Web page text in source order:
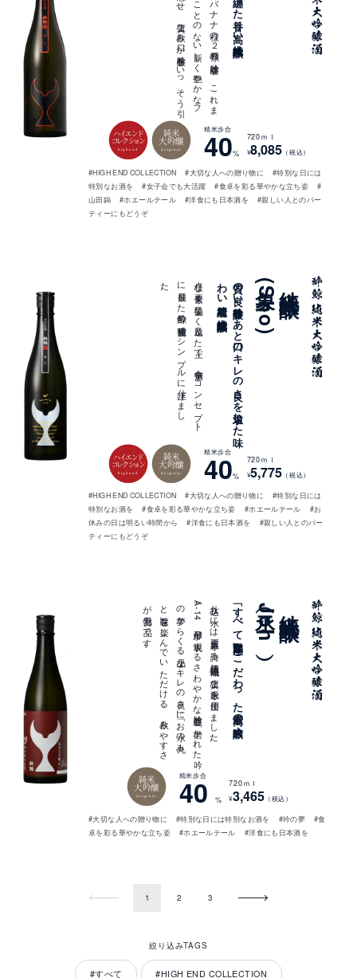
リ
ン
ゴ
様と
バ
ナ
ナ
様の
２
種類の
吟醸香は
、
こ
れ
ま
で
に
経験し
た
こ
と
の
な
い
新し
く
艶や
か
な
フ
ル
ーツ
を
連想さ
せ
、
上質な
飲み
口が
吟醸香を
い
っ
そ
う
引
き
立て
ま
す
ハイエンド
コレクション
highend
純米
大吟醸
daiginjo
精米歩合
40%
720ｍｌ
¥8,085 （税込）
#HIGH END COLLECTION #大切な人への贈り物に
#特別な日には
特別なお酒を
#女子会でも大活躍 #食卓を彩る華やかな立ち姿
#
山田錦
#ホエールテール #洋食にも日本酒を
#親しい人とのパー
ティーにもどうぞ
象(Sho)
質の
良い
吟醸香と
あ
と
口の
キ
レ
の
良さ
を
追求し
た
味
わ
い
綺麗な
純米大吟醸酒
様々な
要素を
妥協な
く
追及し
た
上で
、
食中酒を
コ
ン
セ
プ
ト
に
発展し
た
酔鯨の
醸造技術で
シ
ン
プ
ル
に
仕上げ
ま
し
た
。
ハイエンド
コレクション
highend
純米
大吟醸
daiginjo
精米歩合
40%
720ｍｌ
¥5,775 （税込）
#HIGH END COLLECTION #大切な人への贈り物に
#特別な日には
特別なお酒を
#食卓を彩る華やかな立ち姿 #ホエールテール
#お
休みの日は明るい時間から
#洋食にも日本酒を
#親しい人とのパー
ティーにもどうぞ
丞（Joh）
「すべて高知県産」にこだわった最高の大吟醸
仕込み
水に
は
水質日本一を
誇る
清流仁淀川流域の
上質な
水源を
使用し
ま
し
た
。
「A
-
1
4
酵母が
表現す
る
さ
わ
や
か
な
吟醸香」と
「磨か
れ
た
吟
の
夢か
ら
く
る
上品な
キ
レ
の
良さ
」に
「お
水の
丸み
と
旨味」を
楽し
ん
で
い
た
だ
け
る
、
飲み
や
す
さ
が
魅力の
一品で
す
。
純米
大吟醸
daiginjo
精米歩合
40 %
720ｍｌ
¥3,465 （税込）
#大切な人への贈り物に #特別な日には特別なお酒を #吟の夢
#食
卓を彩る華やかな立ち姿
#ホエールテール #洋食にも日本酒を
1 2 3
絞り込みTAGS
#すべて #HIGH END COLLECTION